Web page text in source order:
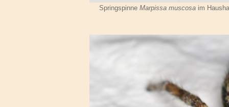
Springspinne Marpissa muscosaim